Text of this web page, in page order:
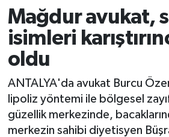
Mağdur avukat,
isimleri
oldu
ANTALYA'da avukat Burcu
lipoliz yöntemi ile bölgesel
güzellik merkezinde,
merkezin sahibi diyetisyen
Son Dakika Haberleri
Haber Arşivi